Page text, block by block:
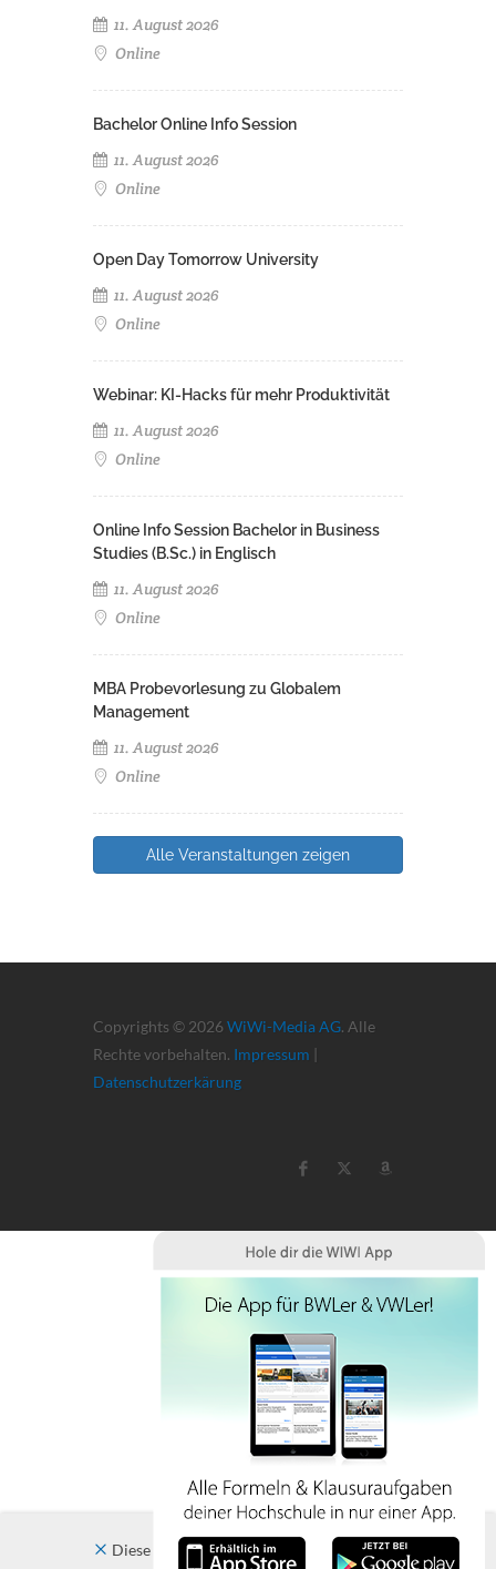
11. August 2026
Online
Bachelor Online Info Session
11. August 2026
Online
Open Day Tomorrow University
11. August 2026
Online
Webinar: KI-Hacks für mehr Produktivität
11. August 2026
Online
Online Info Session Bachelor in Business
Studies (B.Sc.) in Englisch
11. August 2026
Online
MBA Probevorlesung zu Globalem
Management
11. August 2026
Online
Alle Veranstaltungen zeigen
Copyrights © 2026 WiWi-Media AG. Alle
Rechte vorbehalten. Impressum |
Datenschutzerkärung
Diese Website verwendet Cookies. Indem